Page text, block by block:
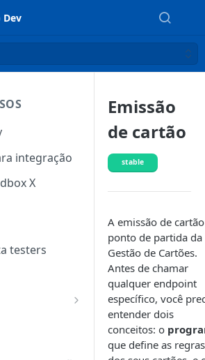
Dev
integração
X
testers
Emissão
de cartão
stable
A emissão de
ponto de partida da
Gestão de Cartões.
Antes de chamar
qualquer endpoint
específico, você
entender dois
conceitos: o
que define as regras